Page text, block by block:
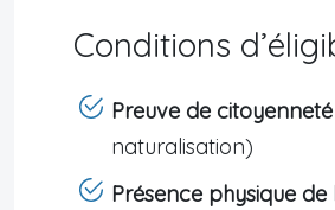
Conditions
Preuve de
naturalisation)
Présence physique